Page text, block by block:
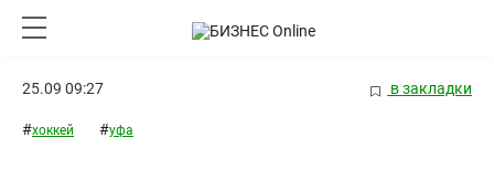
25.09 09:27 в закладки
#хоккей #уфа